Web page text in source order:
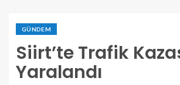
GÜNDEM
Siirt’te Trafik
Yaralandı